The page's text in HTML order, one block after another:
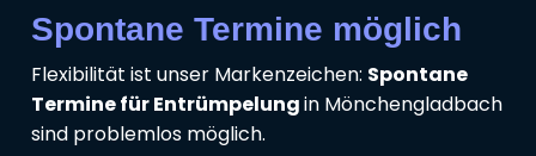
Spontane Termine möglich
Flexibilität ist unser Markenzeichen: Spontane
Termine für Entrümpelungin Mönchengladbach
sind problemlos möglich.